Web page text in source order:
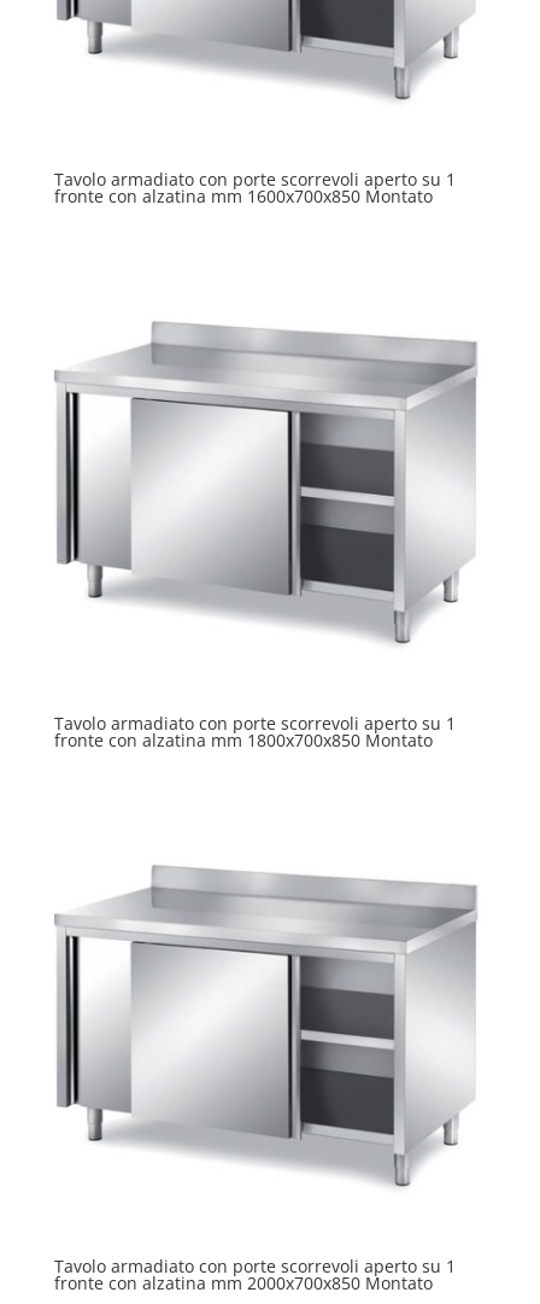
Tavolo armadiato con porte scorrevoli aperto su 1
fronte con alzatina mm 1600x700x850 Montato
Tavolo armadiato con porte scorrevoli aperto su 1
fronte con alzatina mm 1800x700x850 Montato
Tavolo armadiato con porte scorrevoli aperto su 1
fronte con alzatina mm 2000x700x850 Montato